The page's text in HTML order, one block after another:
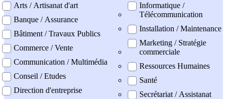
Arts / Artisanat d'art
Banque / Assurance
Bâtiment / Travaux Publics
Commerce / Vente
Communication / Multimédia
Conseil / Etudes
Direction d'entreprise
Informatique /
Télécommunication
Installation / Maintenance
Marketing / Stratégie
commerciale
Ressources Humaines
Santé
Secrétariat / Assistanat